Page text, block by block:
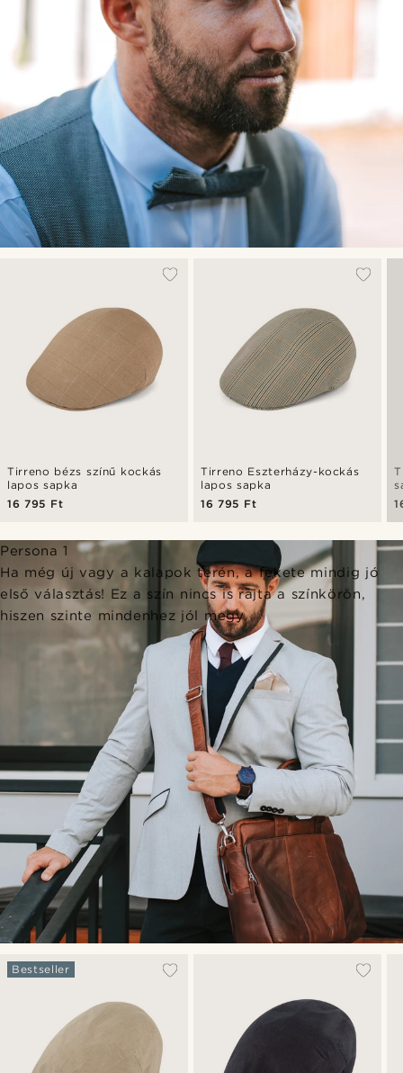
Tirreno bézs színű kockás
lapos sapka
16 795 Ft
Tirreno Eszterházy-kockás
lapos sapka
16 795 Ft
Persona 1
Ha még új vagy a kalapok terén, a fekete mindig jó
első választás! Ez a szín nincs is rajta a színkörön,
hiszen szinte mindenhez jól megy.
Bestseller